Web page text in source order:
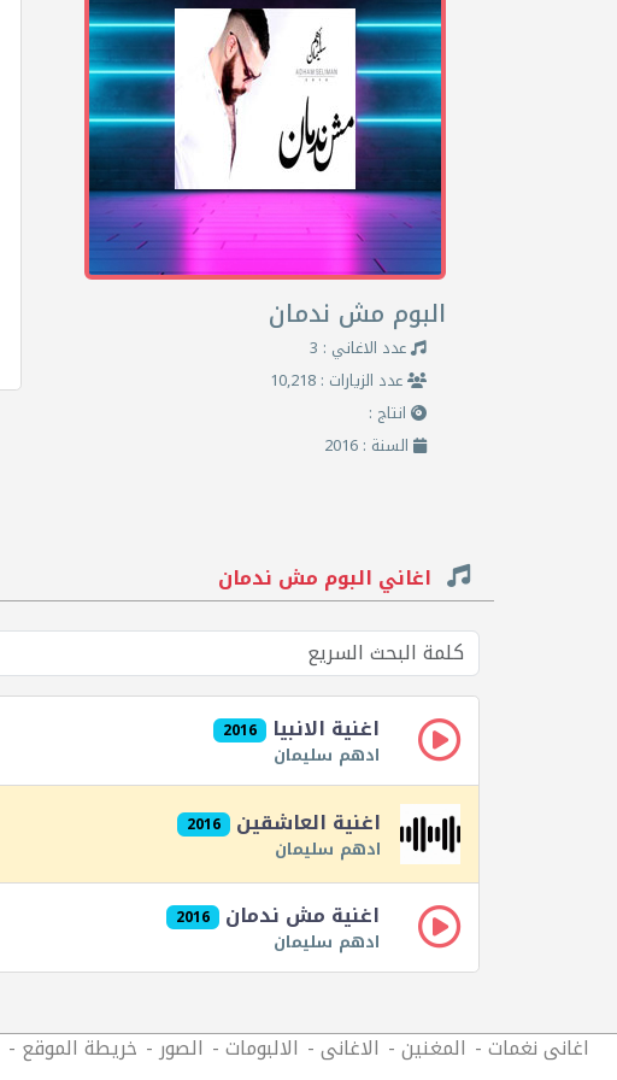
البوم مش ندمان
عدد الاغاني : 3
عدد الزيارات : 10,218
انتاج :
السنة : 2016
اغاني البوم مش ندمان
اغنية الانبيا 2016
ادهم سليمان
اغنية العاشقين 2016
ادهم سليمان
اغنية مش ندمان 2016
ادهم سليمان
اغانى نغمات المغنين الاغانى الالبومات الصور خريطة الموقع